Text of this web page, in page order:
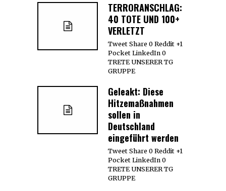
TERRORANSCHLAG:
40 TOTE UND 100+
VERLETZT
Tweet Share 0 Reddit +1
Pocket LinkedIn 0
TRETE UNSERER TG
GRUPPE
Geleakt: Diese
Hitzemaßnahmen
sollen in
Deutschland
eingeführt werden
Tweet Share 0 Reddit +1
Pocket LinkedIn 0
TRETE UNSERER TG
GRUPPE